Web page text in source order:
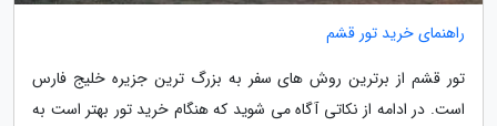
راهنمای خرید تور قشم
تور قشم از برترین روش های سفر به بزرگ ترین جزیره خلیج فارس
است. در ادامه از نکاتی آگاه می شوید که هنگام خرید تور بهتر است به